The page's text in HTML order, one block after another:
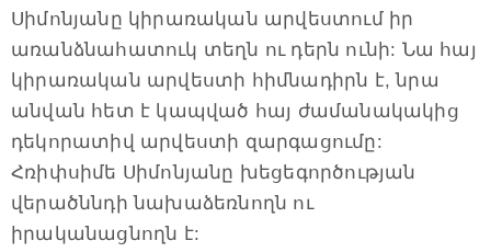
Սիմոնյանը կիրառական արվեստում իր
առանձնահատուկ տեղն ու դերն ունի: Նա հայ
կիրառական արվեստի հիմնադիրն է, նրա
անվան հետ է կապված հայ ժամանակակից
դեկորատիվ արվեստի զարգացումը:
Հռիփսիմե Սիմոնյանը խեցեգործության
վերածննդի նախաձեռնողն ու
իրականացնողն է: